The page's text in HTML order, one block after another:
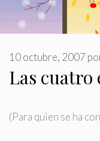
Las cuatro
10 octubre, 2007
(Para quien se ha